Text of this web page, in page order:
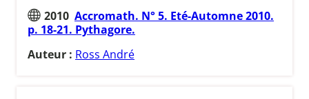
2010 Accromath. N° 5. Eté-Automne 2010.
p. 18-21. Pythagore.
Auteur : Ross André